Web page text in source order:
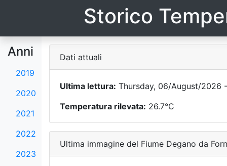
Storico
Anni
2019
2020
2021
2022
2023
Dati attuali
Ultima lettura: Thursday, 06/August/2026
Temperatura rilevata: 26.7°C
Ultima immagine del Fiume Degano da